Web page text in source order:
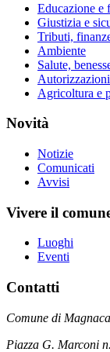
Educazione e
Giustizia e
Tributi,
Ambiente
Salute,
Autorizzazioni
Agricoltura e
Novità
Notizie
Comunicati
Avvisi
Vivere il
Luoghi
Eventi
Contatti
Comune di
Piazza G. Marconi